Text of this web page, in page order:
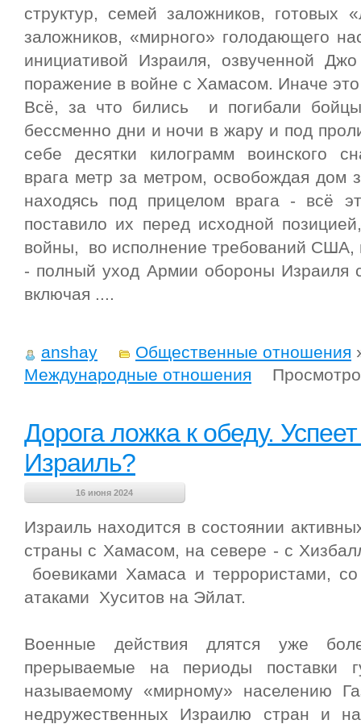
структур, семей заложников, готовых
заложников, «мирного» голодающего
инициативой Израиля, озвученной
поражение в войне с Хамасом. Иначе
Всё, за что бились и погибали
бессменно дни и ночи в жару и под
себе десятки килограмм воинского
врага метр за метром, освобождая дом
находясь под прицелом врага - всё
поставило их перед исходной
войны, во исполнение требований США,
- полный уход Армии обороны Израиля
включая ....
anshay Общественные отношения
Международные отношения
Дорога ложка к обеду.
Израиль?
16 июня 2024
Израиль находится в состоянии
страны с Хамасом, на севере - с
боевиками Хамаса и террористами,
атаками Хуситов на Эйлат.
Военные действия длятся уже
прерываемые на периоды поставки
называемому «мирному» населению
недружественных Израилю стран и